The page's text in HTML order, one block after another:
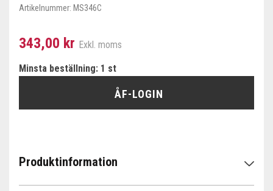
Artikelnummer: MS346C
343,00 kr Exkl. moms
Minsta beställning: 1 st
ÅF-LOGIN
Produktinformation